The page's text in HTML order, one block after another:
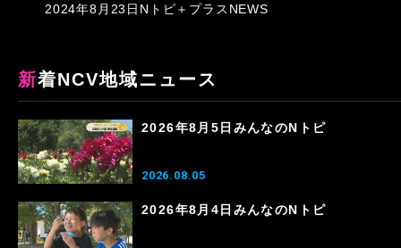
2024年8月23日Nトピ＋プラスNEWS
新着NCV地域ニュース
2026年8月5日みんなのNトピ
2026.08.05
2026年8月4日みんなのNトピ